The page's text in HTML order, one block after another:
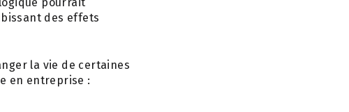
des effets
la vie de certaines
en entreprise :